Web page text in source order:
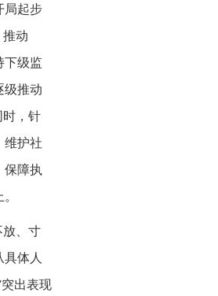
局起步
推动
下级监
级推动
时，针
维护社
障执
放、寸
体人
出表现